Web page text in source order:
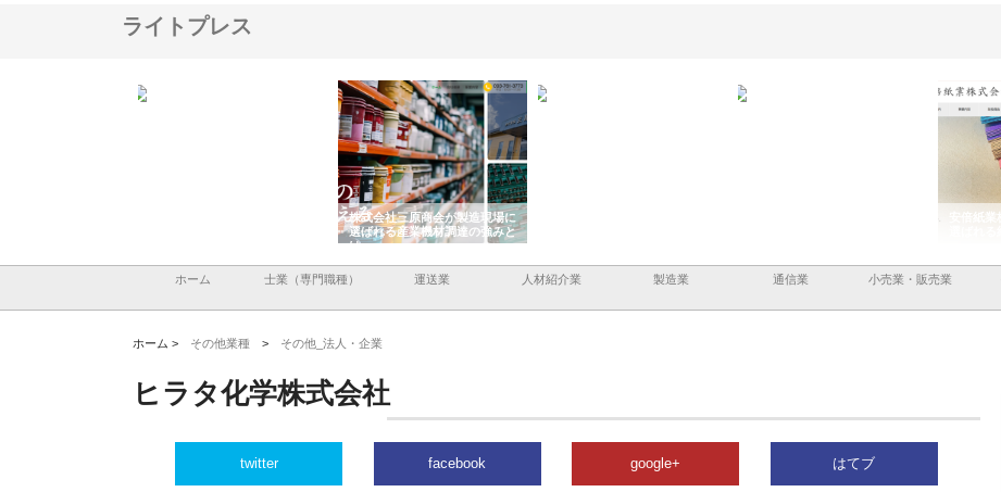
ライトプレス
株式会社三原商会が製造現場に
選ばれる産業機材調達の強みと
は
安倍紙
選ばれ
ホーム 士業（専門職種） 運送業 人材紹介業 製造業 通信業 小売業・販売業
ホーム > その他業種 > その他_法人・企業
ヒラタ化学株式会社
twitter facebook google+ はてブ